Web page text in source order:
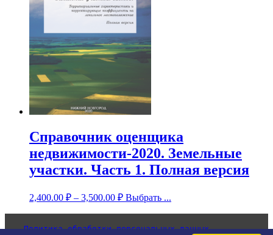
Справочник оценщика
недвижимости-2020. Земельные
участки. Часть 1. Полная версия
2,400.00 ₽ – 3,500.00 ₽ Выбрать ...
Политика обработки персональных данных